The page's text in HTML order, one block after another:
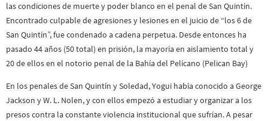
las condiciones de muerte y poder blanco en el penal de San Quintín.
Encontrado culpable de agresiones y lesiones en el juicio de “los 6 de
San Quintín”, fue condenado a cadena perpetua. Desde entonces ha
pasado 44 años (50 total) en prisión, la mayoría en aislamiento total y
20 de ellos en el notorio penal de la Bahía del Pelícano (Pelican Bay)
En los penales de San Quintín y Soledad, Yogui había conocido a George
Jackson y W. L. Nolen, y con ellos empezó a estudiar y organizar a los
presos contra la constante violencia institucional que sufrían. A pesar